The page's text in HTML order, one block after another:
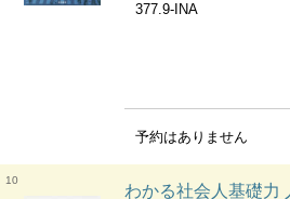
377.9-INA
予約はありません
10
わかる社会人基礎力 人